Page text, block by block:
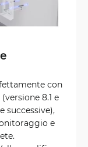
con
8.1 e
successive),
e